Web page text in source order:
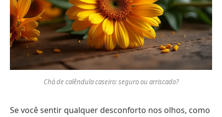
Chá de calêndula caseiro: seguro ou arriscado?
Se você sentir qualquer desconforto nos olhos, como